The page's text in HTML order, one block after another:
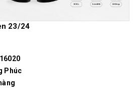
23/24
Phúc